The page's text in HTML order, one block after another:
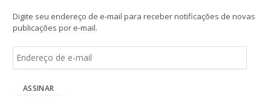
Digite seu endereço de e-mail para receber notificações de novas
publicações por e-mail.
ASSINAR